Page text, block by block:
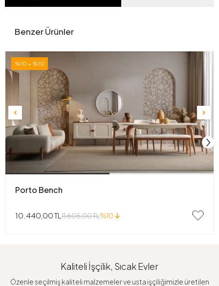
Benzer Ürünler
%10 + %10
Porto Bench
10.440,00 TL 11.605,00 TL%10
Kaliteli İşçilik, Sıcak Evler
Özenle seçilmiş kaliteli malzemeler ve usta işçiliğimizle üretilen